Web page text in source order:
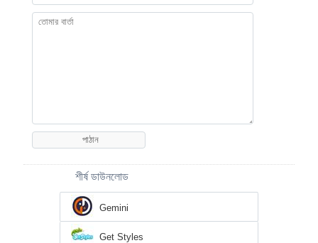
শীর্ষ ডাউনলোড
Gemini
Get Styles